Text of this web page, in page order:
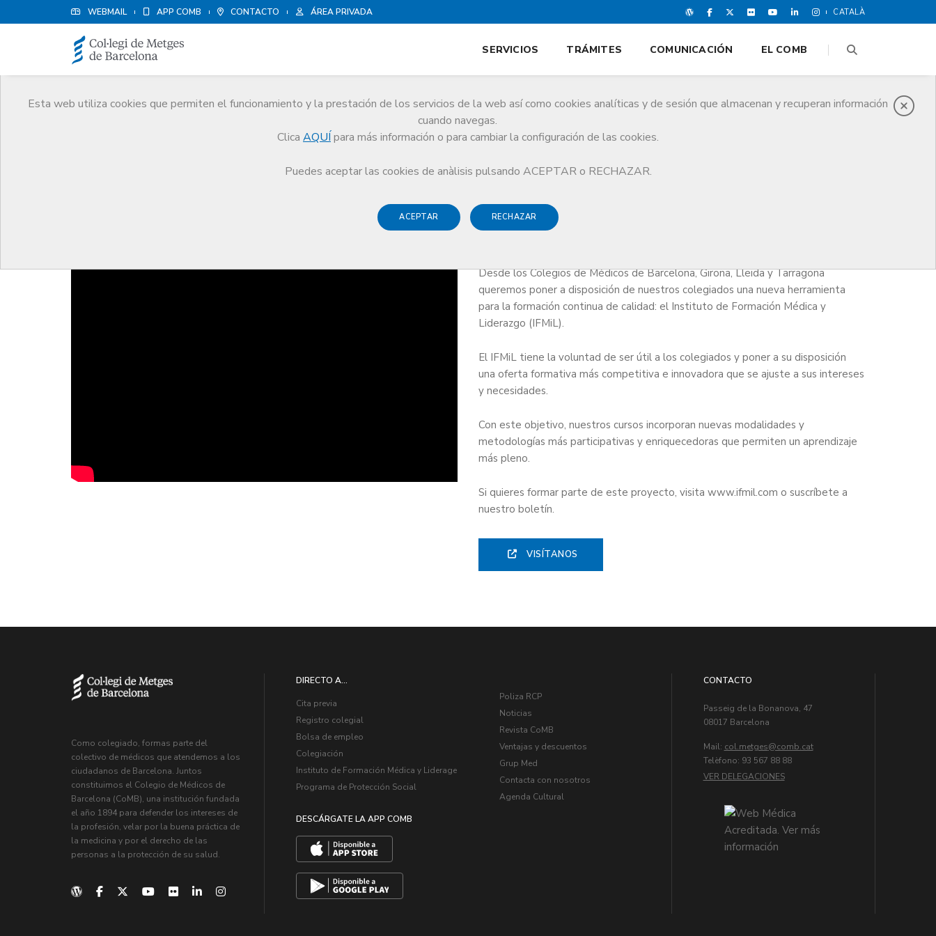
WEBMAIL APP COMB CONTACTO ÁREA PRIVADA CATALÀ
Esta web utiliza cookies que permiten el funcionamiento y la prestación de los servicios de la web así como cookies analíticas y de sesión que almacenan y recuperan información
cuando navegas.
Clica AQUÍ para más información o para cambiar la configuración de las cookies.
Puedes aceptar las cookies de anàlisis pulsando ACEPTAR o RECHAZAR.
ACEPTAR RECHAZAR
SERVICIOS TRÁMITES COMUNICACIÓN EL COMB
Instituto de Formación Médica y Liderazgo
Instituto de Formación Médica y Liderazgo (IFMiL)
Desde los Colegios de Médicos de Barcelona, ​​Girona, Lleida y Tarragona
queremos poner a disposición de nuestros colegiados una nueva herramienta
para la formación continua de calidad: el Instituto de Formación Médica y
Liderazgo (IFMiL).
El IFMiL tiene la voluntad de ser útil a los colegiados y poner a su disposición
una oferta formativa más competitiva e innovadora que se ajuste a sus intereses
y necesidades.
Con este objetivo, nuestros cursos incorporan nuevas modalidades y
metodologías más participativas y enriquecedoras que permiten un aprendizaje
más pleno.
Si quieres formar parte de este proyecto, visita www.ifmil.com o suscríbete a
nuestro boletín.
VISÍTANOS
Como colegiado, formas parte del
colectivo de médicos que atendemos a los
ciudadanos de Barcelona. Juntos
constituimos el Colegio de Médicos de
Barcelona (CoMB), una institución fundada
el año 1894 para defender los intereses de
la profesión, velar por la buena práctica de
la medicina y por el derecho de las
personas a la protección de su salud.
DIRECTO A...
Cita previa
Registro colegial
Bolsa de empleo
Colegiación
Instituto de Formación Médica y Liderage
Programa de Protección Social
DESCÁRGATE LA APP COMB
Poliza RCP
Noticias
Revista CoMB
Ventajas y descuentos
Grup Med
Contacta con nosotros
Agenda Cultural
CONTACTO
Passeig de la Bonanova, 47
08017 Barcelona
Mail: col.metges
Telèfono: 93 567 88 88
VER DELEGACIONES